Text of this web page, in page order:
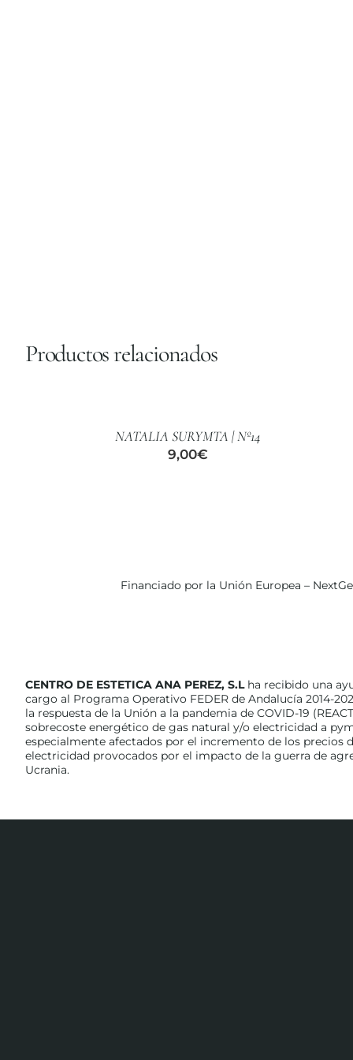
Productos relacionados
AÑADIR
NATALIA SURYMTA | Nº14
9,00€
Financiado por la Unión Europea –
CENTRO DE ESTETICA ANA PEREZ, S.Lha recibido una
cargo al Programa Operativo FEDER de Andalucía 2014-
la respuesta de la Unión a la pandemia de COVID-19
sobrecoste energético de gas natural y/o electricidad a
especialmente afectados por el incremento de los precios
electricidad provocados por el impacto de la guerra de
Ucrania.